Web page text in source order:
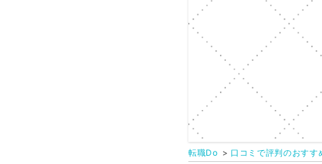
転職Do 口コミで評判のおすす